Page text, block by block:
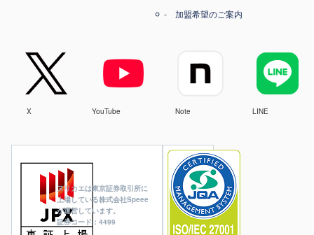
ヌリカエは東京証券取引所に
上場している株式会社Speee
が運営しています。
証券コード：4499
加盟希望のご案内
X YouTube Note LINE